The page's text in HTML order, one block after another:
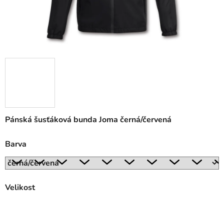
Pánská šusťáková bunda Joma černá/červená
Barva
Velikost